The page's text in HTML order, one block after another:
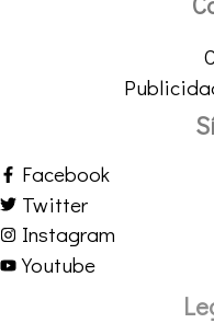
Facebook
Twitter
Instagram
Youtube